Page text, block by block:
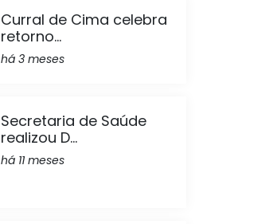
Curral de Cima celebra
retorno...
há 3 meses
Secretaria de Saúde
realizou D...
há 11 meses